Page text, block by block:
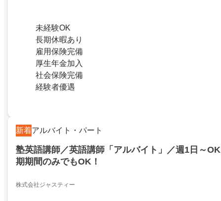
未経験OK
長期休暇あり
雇用保険完備
厚生年金加入
社会保険完備
経験者優遇
新着アルバイト・パート
塾英語講師／英語講師「アルバイト」／週1日～
期期間のみでもOK！
株式会社ジャスティー